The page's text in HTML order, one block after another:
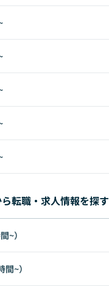
転職・求人情報を探す
~）
~）